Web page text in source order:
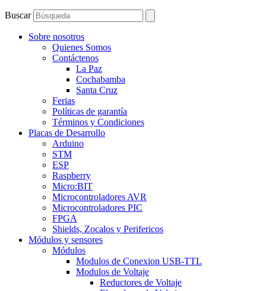
Buscar
Sobre nosotros
Quienes Somos
Contáctenos
La Paz
Cochabamba
Santa Cruz
Ferias
Políticas de garantía
Términos y Condiciones
Placas de Desarrollo
Arduino
STM
ESP
Raspberry
Micro:BIT
Microcontroladores AVR
Microcontroladores PIC
FPGA
Shields, Zocalos y Perifericos
Módulos y sensores
Módulos
Modulos de Conexion USB-TTL
Modulos de Voltaje
Reductores de Voltaje